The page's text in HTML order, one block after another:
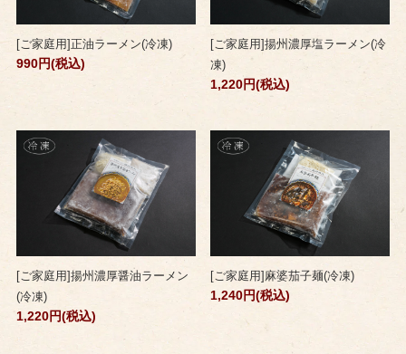
[ご家庭用]正油ラーメン(冷凍)
990円(税込)
[ご家庭用]揚州濃厚塩ラーメン(冷
凍)
1,220円(税込)
[ご家庭用]揚州濃厚醤油ラーメン
(冷凍)
1,220円(税込)
[ご家庭用]麻婆茄子麺(冷凍)
1,240円(税込)